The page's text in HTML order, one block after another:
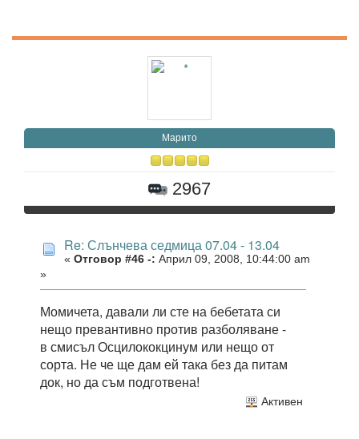
Марито
2967
Re: Слънчева седмица 07.04 - 13.04
« Отговор #46 -: Април 09, 2008, 10:44:00 am
»
Момичета, давали ли сте на бебетата си
нещо превантивно против разболяване -
в смисъл Осцилококцинум или нещо от
сорта. Не че ще дам ей така без да питам
док, но да съм подготвена!
Активен